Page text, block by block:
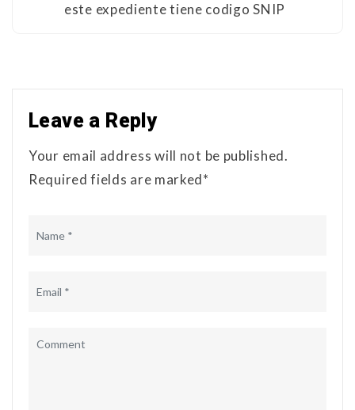
este expediente tiene codigo SNIP
Leave a Reply
Your email address will not be published.
Required fields are marked*